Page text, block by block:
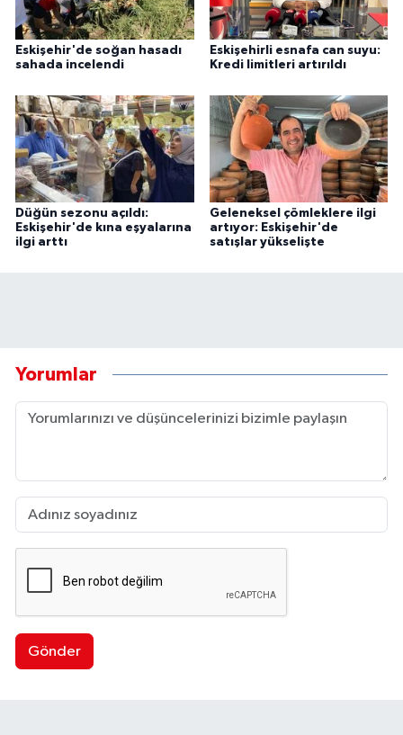
Eskişehir'de soğan hasadı
sahada incelendi
Eskişehirli esnafa can suyu:
Kredi limitleri artırıldı
Düğün sezonu açıldı:
Eskişehir'de kına eşyalarına
ilgi arttı
Geleneksel çömleklere ilgi
artıyor: Eskişehir'de
satışlar yükselişte
Yorumlar
Gönder